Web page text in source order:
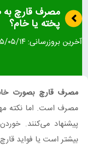
مصرف قارچ
پخته یا خام؟
آخرین بروزرسانی:۱۴۰۵/
مصرف قارچ بصورت
مصرف است. اما نکته
پیشنهاد می‌کنند.
بیشتر است یا فواید